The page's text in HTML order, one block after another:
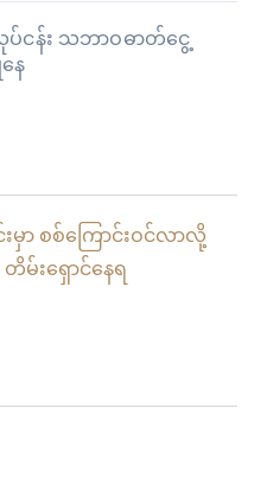
ပ်ငန်း သဘာဝဓာတ်ငွေ့
ေ
မှာ စစ်ကြောင်းဝင်လာလို့
မ်းရှောင်နေရ